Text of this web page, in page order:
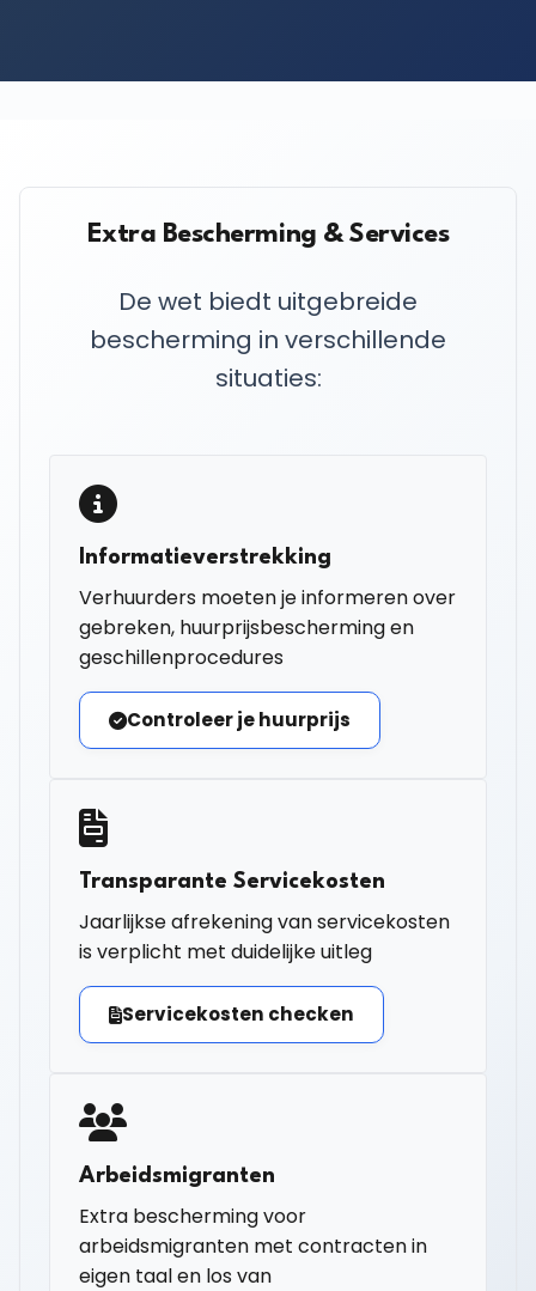
Extra Bescherming & Services
De wet biedt uitgebreide
bescherming in verschillende
situaties:
Informatieverstrekking
Verhuurders moeten je informeren over
gebreken, huurprijsbescherming en
geschillenprocedures
Controleer je huurprijs
Transparante Servicekosten
Jaarlijkse afrekening van servicekosten
is verplicht met duidelijke uitleg
Servicekosten checken
Arbeidsmigranten
Extra bescherming voor
arbeidsmigranten met contracten in
eigen taal en los van